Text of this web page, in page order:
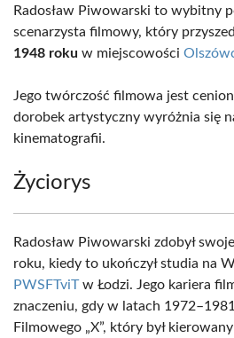
Radosław Piwowarski to wybitny
scenarzysta filmowy, który
1948 roku w miejscowości
Jego twórczość filmowa jest
dorobek artystyczny wyróżnia się
kinematografii.
Życiorys
Radosław Piwowarski zdobył
roku, kiedy to ukończył studia na
PWSFTviTw Łodzi. Jego kariera
znaczeniu, gdy w latach 1972–1981
Filmowego „X”, który był